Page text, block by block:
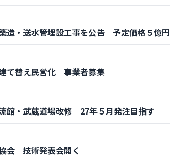
造・送水管埋設工事を公告 予定価格５億円
て替え民営化 事業者募集
館・武蔵道場改修 27年５月発注目指す
会 技術発表会開く